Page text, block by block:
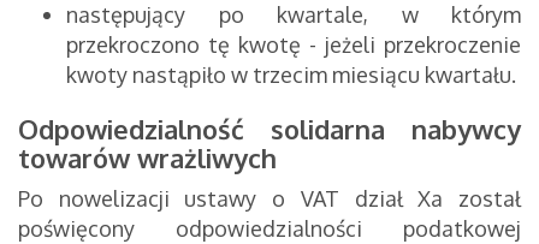
następujący po kwartale, w którym
przekroczono tę kwotę - jeżeli przekroczenie
kwoty nastąpiło w trzecim miesiącu kwartału.
Odpowiedzialność solidarna nabywcy
towarów wrażliwych
Po nowelizacji ustawy o VAT dział Xa został
poświęcony odpowiedzialności podatkowej